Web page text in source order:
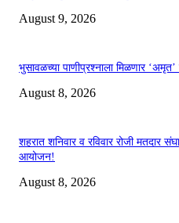
August 9, 2026
भुसावळच्या पाणीप्रश्नाला मिळणार
August 8, 2026
शहरात शनिवार व रविवार रोजी मतदार
आयोजन!
August 8, 2026